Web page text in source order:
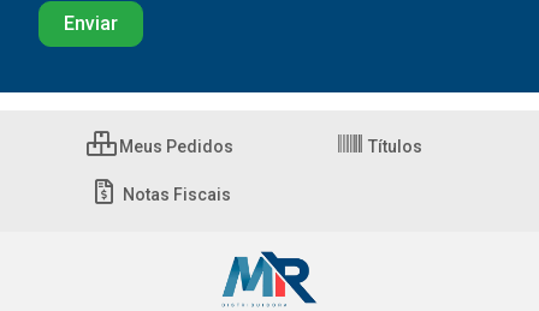
Meus Pedidos Títulos
Notas Fiscais